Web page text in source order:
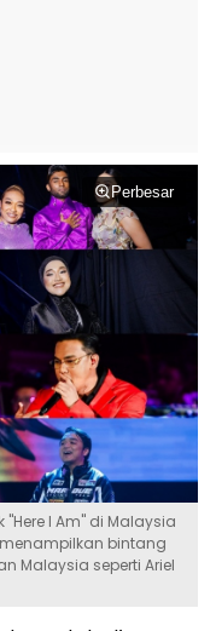
Perbesar
I Am" di Malaysia
menampilkan bintang
Malaysia seperti Ariel